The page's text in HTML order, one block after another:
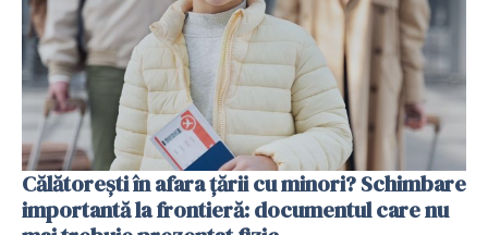
Călătorești în afara țării cu minori? Schimbare
importantă la frontieră: documentul care nu